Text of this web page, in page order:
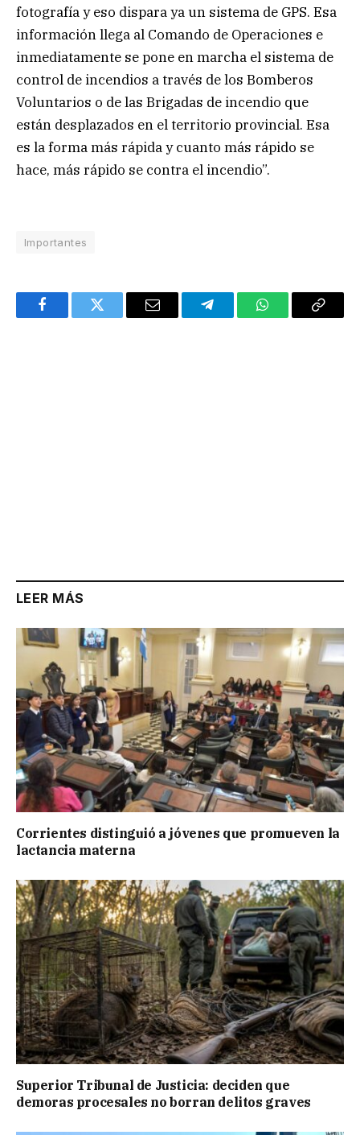
fotografía y eso dispara ya un sistema de GPS. Esa
información llega al Comando de Operaciones e
inmediatamente se pone en marcha el sistema de
control de incendios a través de los Bomberos
Voluntarios o de las Brigadas de incendio que
están desplazados en el territorio provincial. Esa
es la forma más rápida y cuanto más rápido se
hace, más rápido se contra el incendio”.
Importantes
FacebookTwitter Email TelegramWhatsAppCopy
LEER MÁS
Corrientes distinguió a jóvenes que promueven la
lactancia materna
Superior Tribunal de Justicia: deciden que
demoras procesales no borran delitos graves